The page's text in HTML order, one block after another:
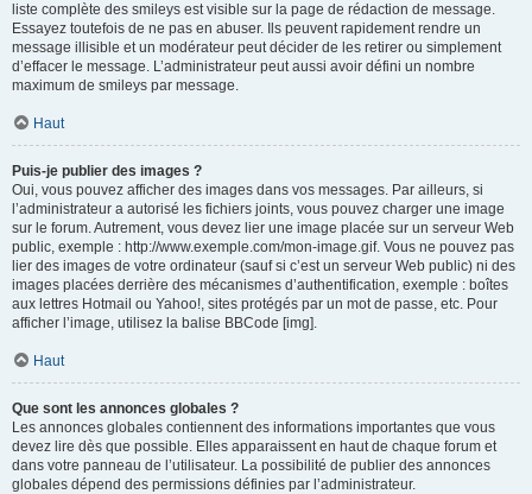
liste complète des smileys est visible sur la page de rédaction de message.
Essayez toutefois de ne pas en abuser. Ils peuvent rapidement rendre un
message illisible et un modérateur peut décider de les retirer ou simplement
d’effacer le message. L’administrateur peut aussi avoir défini un nombre
maximum de smileys par message.
Haut
Puis-je publier des images ?
Oui, vous pouvez afficher des images dans vos messages. Par ailleurs, si
l’administrateur a autorisé les fichiers joints, vous pouvez charger une image
sur le forum. Autrement, vous devez lier une image placée sur un serveur Web
public, exemple : http://www.exemple.com/mon-image.gif. Vous ne pouvez pas
lier des images de votre ordinateur (sauf si c’est un serveur Web public) ni des
images placées derrière des mécanismes d’authentification, exemple : boîtes
aux lettres Hotmail ou Yahoo!, sites protégés par un mot de passe, etc. Pour
afficher l’image, utilisez la balise BBCode [img].
Haut
Que sont les annonces globales ?
Les annonces globales contiennent des informations importantes que vous
devez lire dès que possible. Elles apparaissent en haut de chaque forum et
dans votre panneau de l’utilisateur. La possibilité de publier des annonces
globales dépend des permissions définies par l’administrateur.